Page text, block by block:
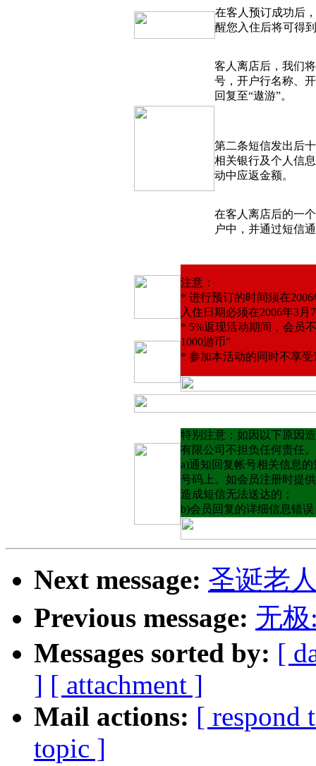
在客人预订成功后
醒您入住后将可得
客人离店后，我们
号，开户行名称、
回复至“遨游”。
第二条短信发出后
相关银行及个人信
动中应返金额。
在客人离店后的一
户中，并通过短信
注意：
* 进行预订的时间须在
入住日期必须在2006年3月
* 5%返现活动期间，会员
1000游币”
* 参加本活动的同时不享
特别注意：如因以下原因
有限公司不担负任何责任。
a)通知回复帐号相关信息
号码上。如会员注册时提
造成短信无法送达的；
b)会员回复的详细信息错
Next message: 圣诞老
Previous message: 无
Messages sorted by: [
] [ attachment ]
Mail actions: [ respond
topic ]